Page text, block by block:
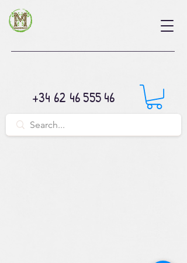
+34 62 46 555 46